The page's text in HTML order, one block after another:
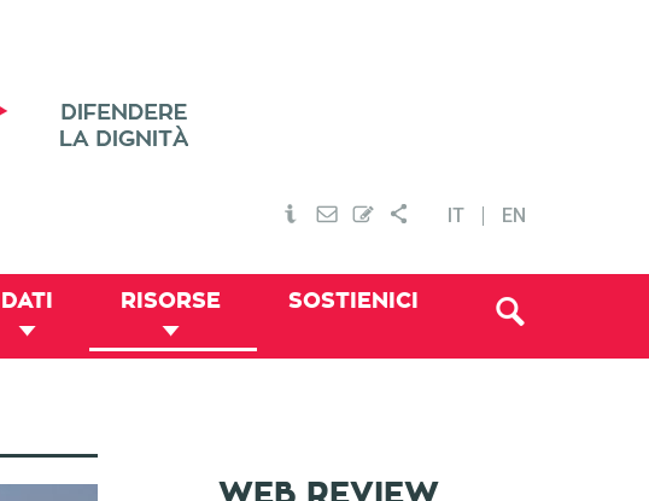
IT EN
DATI RISORSE SOSTIENICI